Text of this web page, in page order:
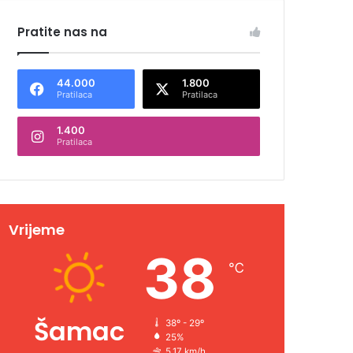
Pratite nas na
44.000
Pratilaca
1.800
Pratilaca
1.400
Pratilaca
Vrijeme
Šamac
38 ℃
38º - 29º
25%